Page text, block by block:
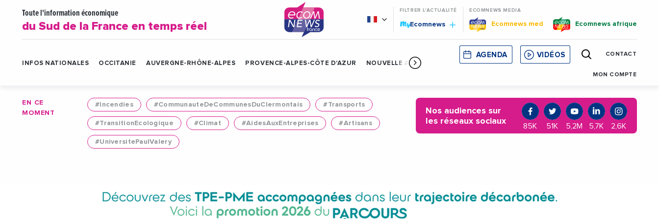
Toute l'information économique
du Sud de la France en temps réel
FILTRER L'ACTUALITÉ
MyEcomnews
ECOMNEWS MEDIA
Ecomnews med Ecomnews afrique
INFOS NATIONALES OCCITANIE AUVERGNE-RHÔNE-ALPES PROVENCE-ALPES-CÔTE D'AZUR NOUVELLE AQUITAINE CORSE MONACO CATALOGNE
AGENDA VIDÉOS CONTACT
MON COMPTE
EN CE
MOMENT
#Incendies #CommunauteDeCommunesDuClermontais #Transports
#TransitionEcologique #Climat #AidesAuxEntreprises #Artisans
#UniversitePaulValery
Nos audiences sur
les réseaux sociaux
85K 51K 5,2M 5,7K 2,6K